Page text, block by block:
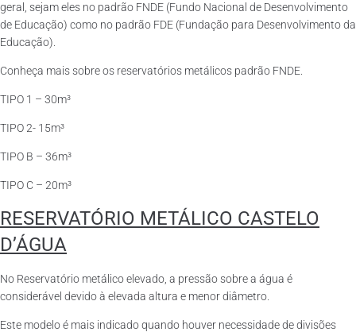
geral, sejam eles no padrão FNDE (Fundo Nacional de Desenvolvimento
de Educação) como no padrão FDE (Fundação para Desenvolvimento da
Educação).
Conheça mais sobre os reservatórios metálicos padrão FNDE.
TIPO 1 – 30m³
TIPO 2- 15m³
TIPO B – 36m³
TIPO C – 20m³
RESERVATÓRIO METÁLICO CASTELO
D’ÁGUA
No Reservatório metálico elevado, a pressão sobre a água é
considerável devido à elevada altura e menor diâmetro.
Este modelo é mais indicado quando houver necessidade de divisões